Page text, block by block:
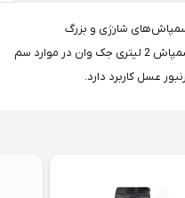
به سمپاش‌های شارژی و بزرگ
انعطاف‌پذیرتر است و کاربرد بیشتری دارد. سمپاش 2 لیتری جک وان در موارد سم
عسل کاربرد دارد.